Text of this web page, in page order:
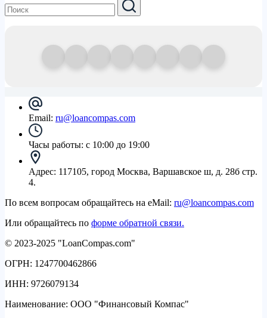
Email: ru@loancompas.com
Часы работы: с 10:00 до 19:00
Адрес: 117105, город Москва, Варшавское ш, д. 28б стр.
4.
По всем вопросам обращайтесь на eMail: ru@loancompas.com
Или обращайтесь по форме обратной связи.
© 2023-2025 "LoanCompas.com"
ОГРН: 1247700462866
ИНН: 9726079134
Наименование: ООО "Финансовый Компас"